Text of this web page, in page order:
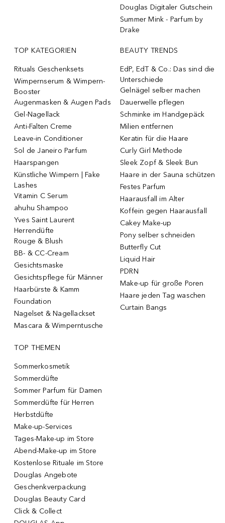
Douglas Digitaler Gutschein
Summer Mink - Parfum by
Drake
TOP KATEGORIEN
Rituals Geschenksets
Wimpernserum & Wimpern-
Booster
Augenmasken & Augen Pads
Gel-Nagellack
Anti-Falten Creme
Leave-in Conditioner
Sol de Janeiro Parfum
Haarspangen
Künstliche Wimpern | Fake
Lashes
Vitamin C Serum
ahuhu Shampoo
Yves Saint Laurent
Herrendüfte
Rouge & Blush
BB- & CC-Cream
Gesichtsmaske
Gesichtspflege für Männer
Haarbürste & Kamm
Foundation
Nagelset & Nagellackset
Mascara & Wimperntusche
BEAUTY TRENDS
EdP, EdT & Co.: Das sind die
Unterschiede
Gelnägel selber machen
Dauerwelle pflegen
Schminke im Handgepäck
Milien entfernen
Keratin für die Haare
Curly Girl Methode
Sleek Zopf & Sleek Bun
Haare in der Sauna schützen
Festes Parfum
Haarausfall im Alter
Koffein gegen Haarausfall
Cakey Make-up
Pony selber schneiden
Butterfly Cut
Liquid Hair
PDRN
Make-up für große Poren
Haare jeden Tag waschen
Curtain Bangs
TOP THEMEN
Sommerkosmetik
Sommerdüfte
Sommer Parfum für Damen
Sommerdüfte für Herren
Herbstdüfte
Make-up-Services
Tages-Make-up im Store
Abend-Make-up im Store
Kostenlose Rituale im Store
Douglas Angebote
Geschenkverpackung
Douglas Beauty Card
Click & Collect